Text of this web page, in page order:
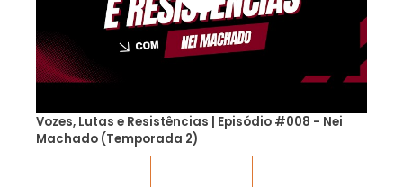
Vozes, Lutas e Resistências | Episódio #008 - Nei
Machado (Temporada 2)